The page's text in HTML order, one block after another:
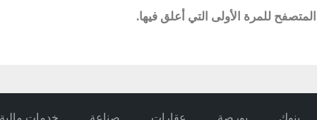
للمرة الأولى التي أعلق فيها.